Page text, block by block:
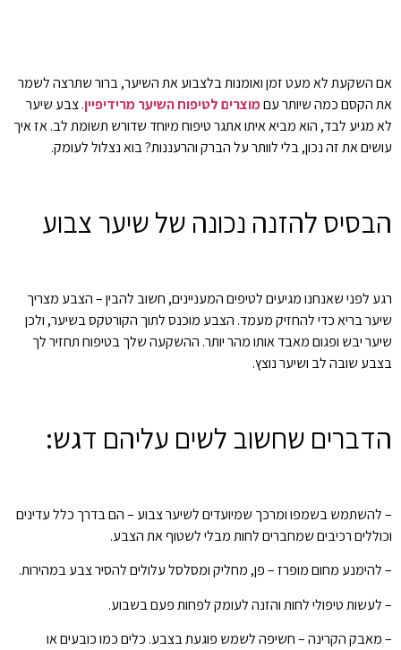
אם השקעת לא מעט זמן ואומנות בלצבוע את השיער, ברור שתרצה לשמר
את הקסם כמה שיותר עםמוצרים לטיפוח השיער מרידיפיין. צבע שיער
לא מגיע לבד, הוא מביא איתו אתגר טיפוח מיוחד שדורש תשומת לב. אז איך
עושים את זה נכון, בלי לוותר על הברק והרעננות? בוא נצלול לעומק.
הבסיס להזנה נכונה של שיער צבוע
רגע לפני שאנחנו מגיעים לטיפים המעניינים, חשוב להבין – הצבע מצריך
שיער בריא כדי להחזיק מעמד. הצבע מוכנס לתוך הקורטקס בשיער, ולכן
שיער יבש ופגום מאבד אותו מהר יותר. ההשקעה שלך בטיפוח תחזיר לך
בצבע שובה לב ושיער נוצץ.
הדברים שחשוב לשים עליהם דגש:
– להשתמש בשמפו ומרכך שמיועדים לשיער צבוע – הם בדרך כלל עדינים
וכוללים רכיבים שמחברים לחות מבלי לשטוף את הצבע.
– להימנע מחום מופרז – פן, מחליק ומסלסל עלולים להסיר צבע במהירות.
– לעשות טיפולי לחות והזנה לעומק לפחות פעם בשבוע.
– מאבק הקרינה – חשיפה לשמש פוגעת בצבע. כלים כמו כובעים או